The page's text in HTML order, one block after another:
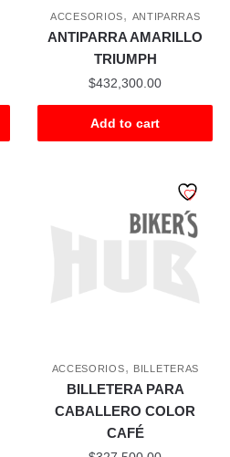
ACCESORIOS, ANTIPARRAS
ANTIPARRA AMARILLO
TRIUMPH
$432,300.00
Add to cart
ACCESORIOS, BILLETERAS
BILLETERA PARA
CABALLERO COLOR
CAFÉ